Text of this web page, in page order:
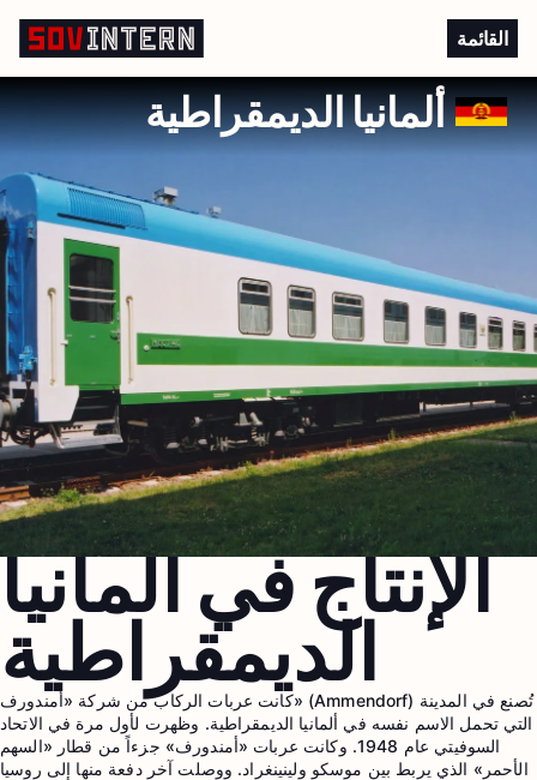
القائمة الإنتاج في ألمانيا الديمقراطية
ألمانيا الديمقراطية
الإنتاج في ألمانيا
الديمقراطية
كانت عربات الركاب من شركة «أمندورف» (Ammendorf) تُصنع في المدينة
التي تحمل الاسم نفسه في ألمانيا الديمقراطية. وظهرت لأول مرة في الاتحاد
السوفيتي عام 1948. وكانت عربات «أمندورف» جزءاً من قطار «السهم
الأحمر» الذي يربط بين موسكو ولينينغراد. ووصلت آخر دفعة منها إلى روسيا